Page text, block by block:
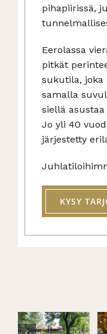
pihapiirissä,
Eerolassa
pitkät
sukutila, joka
samalla
siellä asustaa
Jo yli 40
järjestetty
KYSY